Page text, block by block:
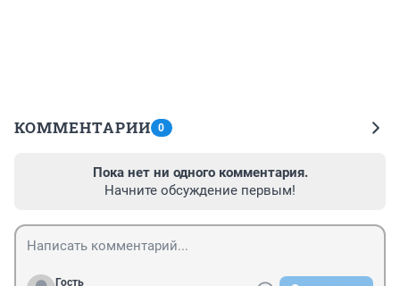
КОММЕНТАРИИ 0
Пока нет ни одного комментария.
Начните обсуждение первым!
Гость